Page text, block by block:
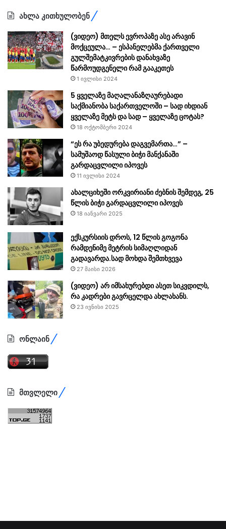
ახლა კითხულობენ
(ვიდეო) მთელს ევროპაზე ასე არავინ
მოქცეულა… – ესპანელებმა ქართველი
გულშემატკივრების დანახვაზე
წარმოუდგენელი რამ გააკეთეს
1 ივლისი 2024
5 ყველაზე მაღალანაზღაურებადი
საქმიანობა საქართველოში – სად იხდიან
ყველაზე მეტს და სად – ყველაზე ცოტას?
18 ოქტომბერი 2024
“ეს რა უბედურება დაგვემართა…” –
სამუშაოდ წასული ბიჭი მანქანაში
გარდაცვლილი იპოვეს
11 ივლისი 2024
ახალციხეში ორკვირიანი ძებნის შემდეგ, 25
წლის ბიჭი გარდაცვლილი იპოვეს
18 იანვარი 2025
ექსკურსიის დროს, 12 წლის გოგონა
რამდენიმე მეტრის სიმაღლიდან
გადავარდა.სად მოხდა შემთხვევა
27 მაისი 2026
(ვიდეო) არ იმსახურებდი ასეთ სიკვდილს,
რა კადრები გავრცელდა ახლახანს.
23 ივნისი 2025
ონლაინ
მთვლელი